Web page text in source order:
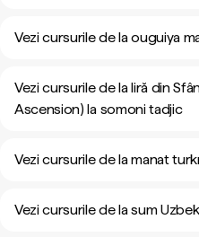
Vezi cursurile de la ouguiya
Vezi cursurile de la liră din
Ascension) la somoni tadjic
Vezi cursurile de la manat
Vezi cursurile de la sum